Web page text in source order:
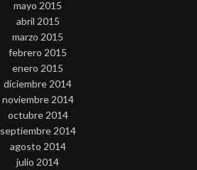
mayo 2015
abril 2015
marzo 2015
febrero 2015
enero 2015
diciembre 2014
noviembre 2014
octubre 2014
septiembre 2014
agosto 2014
julio 2014